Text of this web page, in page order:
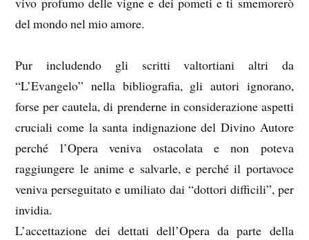
del mondo nel mio amore.
Pur includendo gli scritti valtortiani altri da
“L’Evangelo” nella bibliografia, gli autori ignorano,
forse per cautela, di prenderne in considerazione aspetti
cruciali come la santa indignazione del Divino Autore
perché l’Opera veniva ostacolata e non poteva
raggiungere le anime e salvarle, e perché il portavoce
veniva perseguitato e umiliato dai “dottori difficili”, per
invidia.
L’accettazione dei dettati dell’Opera da parte della